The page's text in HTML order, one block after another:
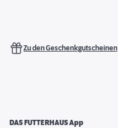
Zu den Geschenkgutscheinen
DAS FUTTERHAUS App